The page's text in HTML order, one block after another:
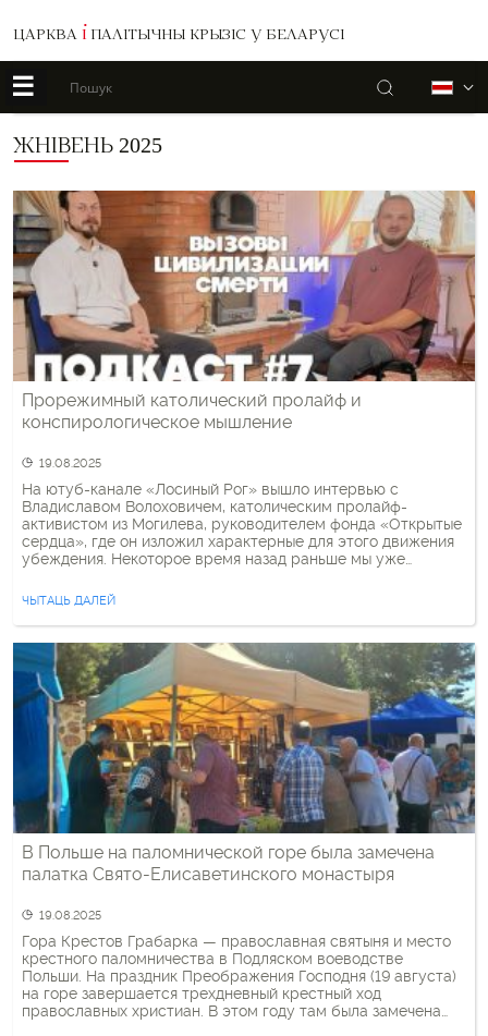
ЦАРКВА І ПАЛІТЫЧНЫ КРЫЗІС У БЕЛАРУСІ
☰ Пошук
ЖНІВЕНЬ 2025
Прорежимный католический пролайф и
конспирологическое мышление
19.08.2025
На ютуб-канале «Лосиный Рог» вышло интервью с
Владиславом Волоховичем, католическим пролайф-
активистом из Могилева, руководителем фонда «Открытые
сердца», где он изложил характерные для этого движения
убеждения. Некоторое время назад раньше мы уже
католических пролайферов имеет определенную
идеологическую направленность и приводит к их активной
поддержке политики режима Лукашенко и нарративов […]
ЧЫТАЦЬ ДАЛЕЙ
В Польше на паломнической горе была замечена
палатка Свято-Елисаветинского монастыря
19.08.2025
Гора Крестов Грабарка — православная святыня и место
крестного паломничества в Подляском воеводстве
Польши. На праздник Преображения Господня (19 августа)
на горе завершается трехдневный крестный ход
православных христиан. В этом году там была замечена